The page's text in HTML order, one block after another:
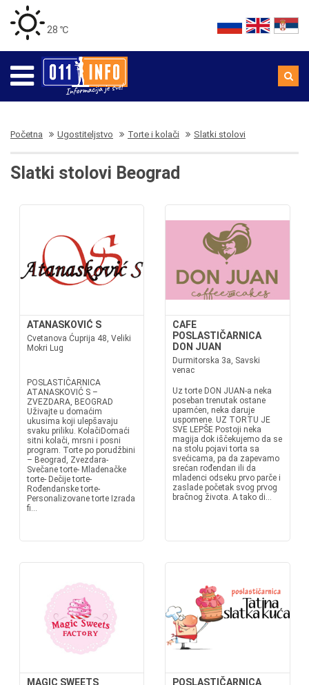
28 ℃
Početna Ugostiteljstvo Torte i kolači Slatki stolovi
Slatki stolovi Beograd
ATANASKOVIĆ S
Cvetanova Ćuprija 48, Veliki
Mokri Lug
POSLASTIČARNICA
ATANASKOVIĆ S –
ZVEZDARA, BEOGRAD
Uživajte u domaćim
ukusima koji ulepšavaju
svaku priliku. KolačiDomaći
sitni kolači, mrsni i posni
program. Torte po porudžbini
– Beograd, Zvezdara-
Svečane torte- Mladenačke
torte- Dečije torte-
Rođendanske torte-
Personalizovane torte Izrada
fi...
CAFE
POSLASTIČARNICA
DON JUAN
Durmitorska 3a, Savski
venac
Uz torte DON JUAN-a neka
poseban trenutak ostane
upamćen, neka daruje
uspomene. UZ TORTU JE
SVE LEPŠE Postoji neka
magija dok iščekujemo da se
na stolu pojavi torta sa
svećicama, pa da zapevamo
srećan rođendan ili da
mladenci odseku prvo parče i
zaslade početak svog prvog
bračnog života. A tako di...
MAGIC SWEETS
POSLASTIČARNICA